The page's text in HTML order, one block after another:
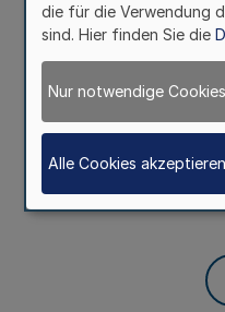
Der Neuapostolischen
Westfalen die Rechte
öffentlichen Rechts
die für die Verwendung
sind. Hier finden Sie die
Nur notwendige
Alle Cookies akzeptieren